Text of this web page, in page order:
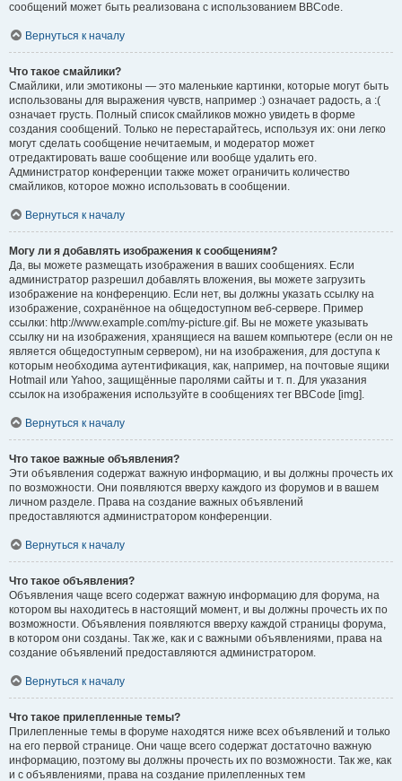
сообщений может быть реализована с использованием BBCode.
Вернуться к началу
Что такое смайлики?
Смайлики, или эмотиконы — это маленькие картинки, которые могут быть
использованы для выражения чувств, например :) означает радость, а :(
означает грусть. Полный список смайликов можно увидеть в форме
создания сообщений. Только не перестарайтесь, используя их: они легко
могут сделать сообщение нечитаемым, и модератор может
отредактировать ваше сообщение или вообще удалить его.
Администратор конференции также может ограничить количество
смайликов, которое можно использовать в сообщении.
Вернуться к началу
Могу ли я добавлять изображения к сообщениям?
Да, вы можете размещать изображения в ваших сообщениях. Если
администратор разрешил добавлять вложения, вы можете загрузить
изображение на конференцию. Если нет, вы должны указать ссылку на
изображение, сохранённое на общедоступном веб-сервере. Пример
ссылки: http://www.example.com/my-picture.gif. Вы не можете указывать
ссылку ни на изображения, хранящиеся на вашем компьютере (если он не
является общедоступным сервером), ни на изображения, для доступа к
которым необходима аутентификация, как, например, на почтовые ящики
Hotmail или Yahoo, защищённые паролями сайты и т. п. Для указания
ссылок на изображения используйте в сообщениях тег BBCode [img].
Вернуться к началу
Что такое важные объявления?
Эти объявления содержат важную информацию, и вы должны прочесть их
по возможности. Они появляются вверху каждого из форумов и в вашем
личном разделе. Права на создание важных объявлений
предоставляются администратором конференции.
Вернуться к началу
Что такое объявления?
Объявления чаще всего содержат важную информацию для форума, на
котором вы находитесь в настоящий момент, и вы должны прочесть их по
возможности. Объявления появляются вверху каждой страницы форума,
в котором они созданы. Так же, как и с важными объявлениями, права на
создание объявлений предоставляются администратором.
Вернуться к началу
Что такое прилепленные темы?
Прилепленные темы в форуме находятся ниже всех объявлений и только
на его первой странице. Они чаще всего содержат достаточно важную
информацию, поэтому вы должны прочесть их по возможности. Так же, как
и с объявлениями, права на создание прилепленных тем